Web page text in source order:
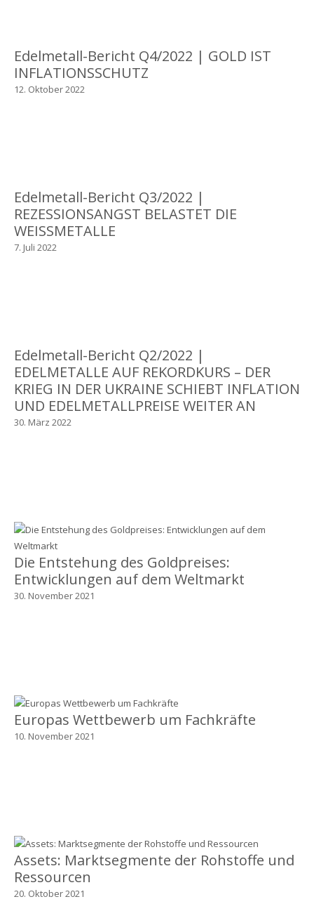
Edelmetall-Bericht Q4/2022 | GOLD IST
INFLATIONSSCHUTZ
12. Oktober 2022
Edelmetall-Bericht Q3/2022 |
REZESSIONSANGST BELASTET DIE
WEISSMETALLE
7. Juli 2022
Edelmetall-Bericht Q2/2022 |
EDELMETALLE AUF REKORDKURS – DER
KRIEG IN DER UKRAINE SCHIEBT INFLATION
UND EDELMETALLPREISE WEITER AN
30. März 2022
Die Entstehung des Goldpreises:
Entwicklungen auf dem Weltmarkt
30. November 2021
Europas Wettbewerb um Fachkräfte
10. November 2021
Assets: Marktsegmente der Rohstoffe und
Ressourcen
20. Oktober 2021